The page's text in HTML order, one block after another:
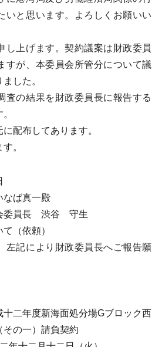
いと思います。よろしくお願いい
上げます。契約議案は財政委員
すが、本委員会所管分について議
した。
の結果を財政委員長に報告する
配布してあります。
。
ば真一殿
長 渋谷 守生
（依頼）
記により財政委員長へご報告願
二年度新海面処分場Gブロック西
の一）請負契約